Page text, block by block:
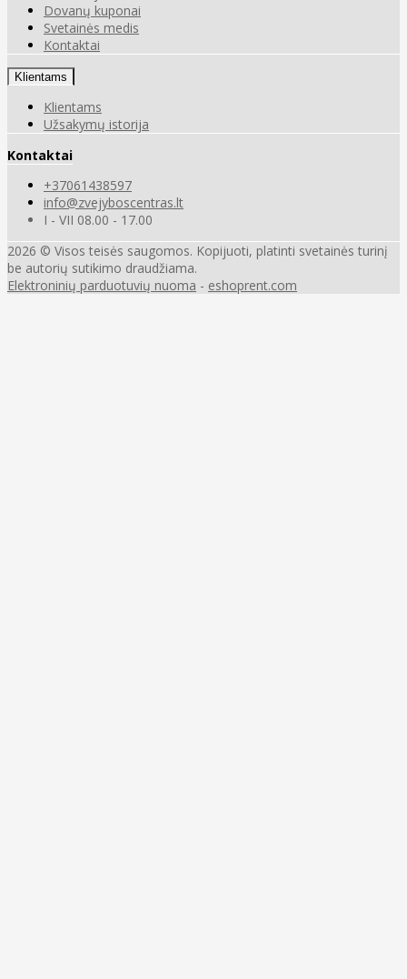
Dovanų kuponai
Svetainės medis
Kontaktai
Klientams
Klientams
Užsakymų istorija
Kontaktai
+37061438597
info@zvejyboscentras.lt
I - VII 08.00 - 17.00
2026 © Visos teisės saugomos. Kopijuoti, platinti svetainės turinį
be autorių sutikimo draudžiama.
Elektroninių parduotuvių nuoma - eshoprent.com